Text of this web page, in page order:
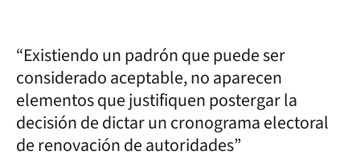
“Existiendo un padrón que puede ser
considerado aceptable, no aparecen
elementos que justifiquen postergar la
decisión de dictar un cronograma electoral
de renovación de autoridades”